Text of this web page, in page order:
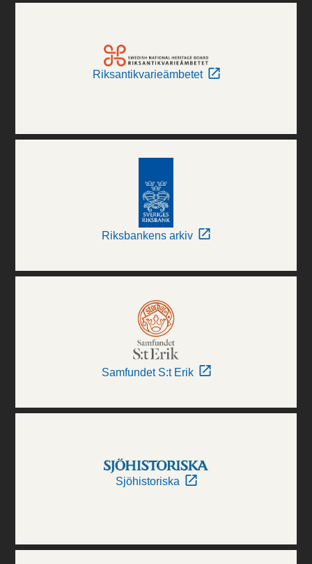
Riksantikvarieämbetet
Riksbankens arkiv
Samfundet S:t Erik
Sjöhistoriska